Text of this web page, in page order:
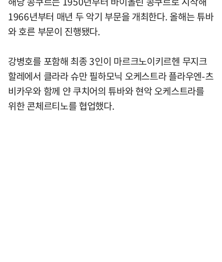
1966년부터 매년 두 악기 부문을 개최한다. 올해는 튜바
와 호른 부문이 진행됐다.
강병호를 포함해 최종 3인이 마르크노이키르헨 무지크
할레에서 클라라 슈만 필하모닉 오케스트라 플라우엔-츠
비카우와 함께 얀 쿠치어의 튜바와 현악 오케스트라를
위한 콘체르티노를 협업했다.